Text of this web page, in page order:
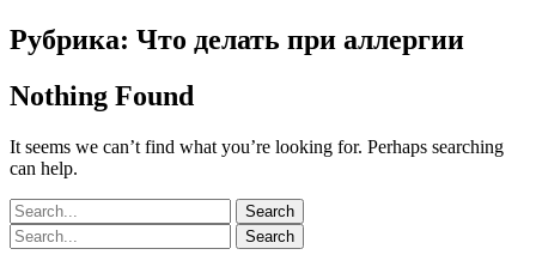
Рубрика: Что делать при аллергии
Nothing Found
It seems we can’t find what you’re looking for. Perhaps searching
can help.